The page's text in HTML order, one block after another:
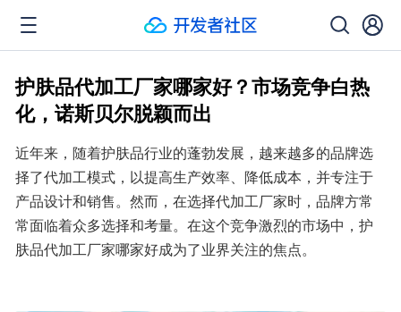
护肤品代加工厂家哪家好？市场竞争白热
化，诺斯贝尔脱颖而出
近年来，随着护肤品行业的蓬勃发展，越来越多的品牌选
择了代加工模式，以提高生产效率、降低成本，并专注于
产品设计和销售。然而，在选择代加工厂家时，品牌方常
常面临着众多选择和考量。在这个竞争激烈的市场中，护
肤品代加工厂家哪家好成为了业界关注的焦点。